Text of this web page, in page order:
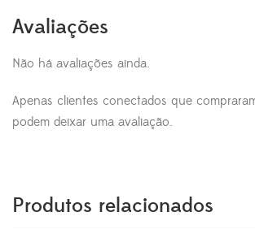
Avaliações
Não há avaliações ainda.
Apenas clientes conectados que
podem deixar uma avaliação.
Produtos relacionados